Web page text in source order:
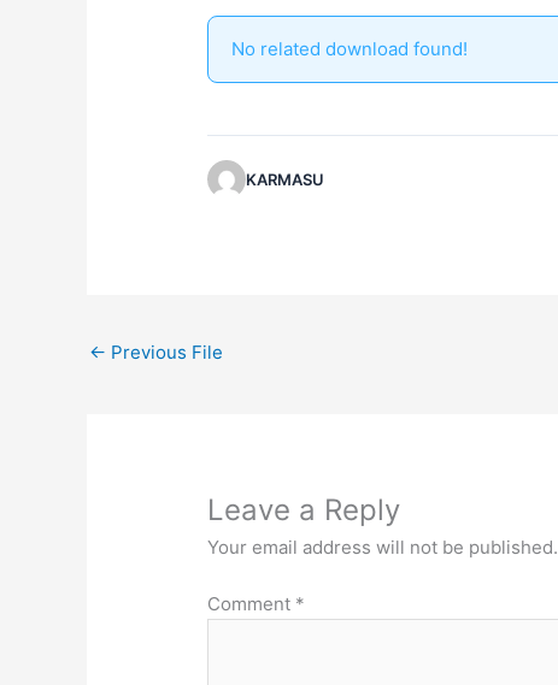
No related download found!
KARMASU
← Previous File
Leave a Reply
Your email address will not be published.
Comment *